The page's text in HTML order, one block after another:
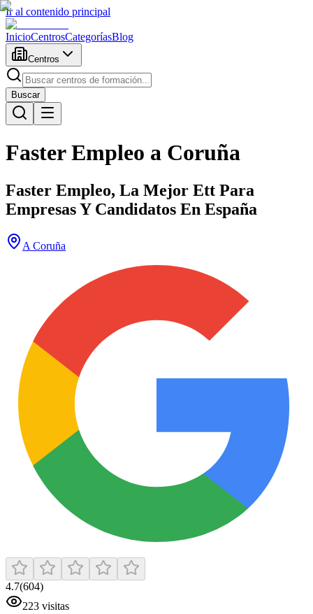
Ir al contenido principal
InicioCentrosCategoríasBlog
Centros
Buscar
Faster Empleo a Coruña
Faster Empleo, La Mejor Ett Para
Empresas Y Candidatos En España
A Coruña
4.7(604)
223 visitas